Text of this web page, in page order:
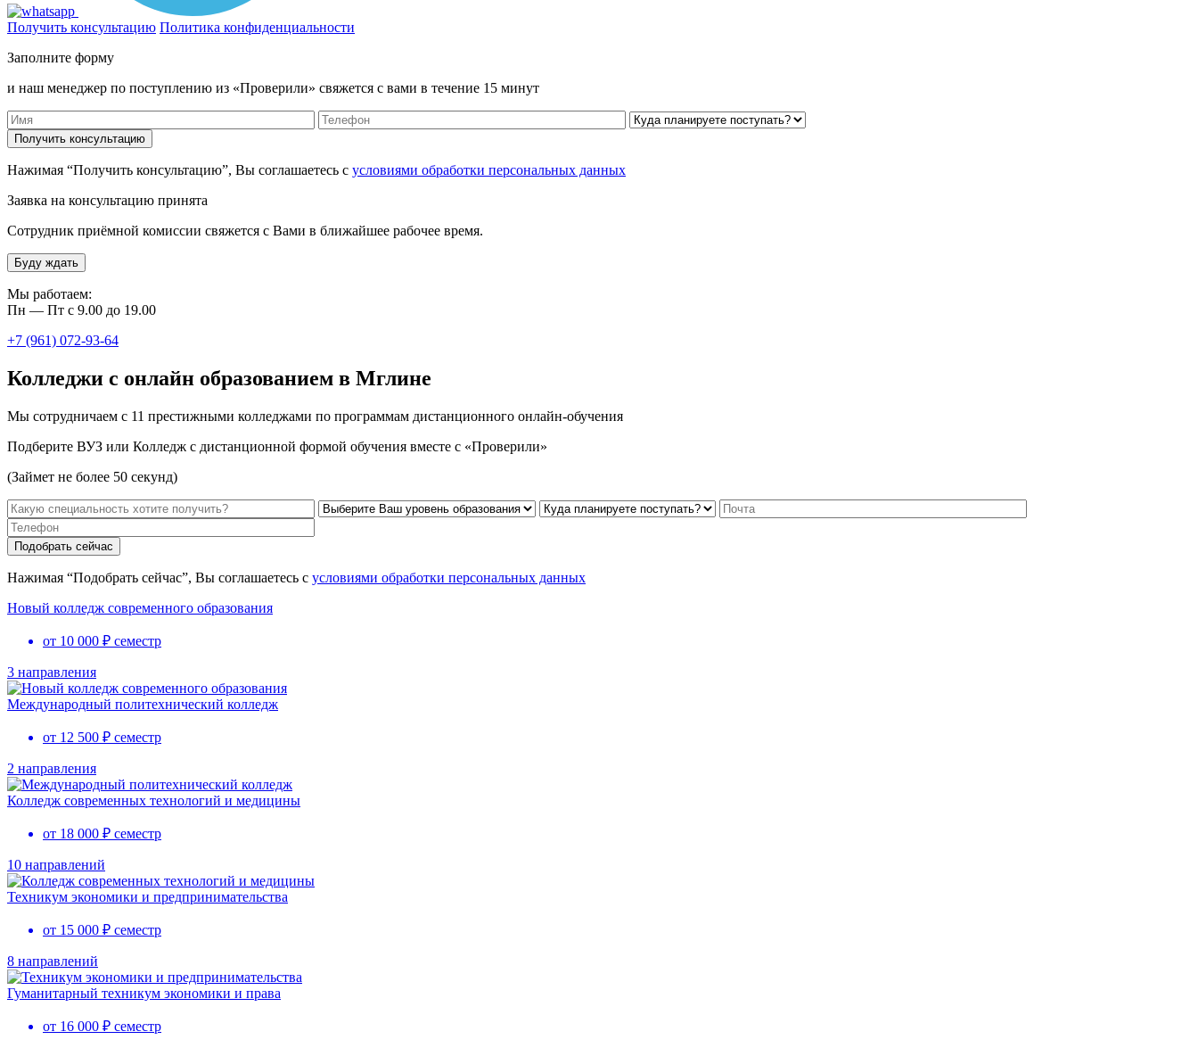
Получить консультацию Политика конфиденциальности
Заполните форму
и наш менеджер по поступлению из «Проверили» свяжется с вами в течение 15 минут
Нажимая “Получить консультацию”, Вы соглашаетесь с условиями обработки персональных данных
Заявка на консультацию принята
Сотрудник приёмной комиссии свяжется с Вами в ближайшее рабочее время.
Буду ждать
Мы работаем:
Пн — Пт с 9.00 до 19.00
+7 (961) 072-93-64
Колледжи с онлайн образованием в Мглине
Мы сотрудничаем с 11 престижными колледжами по программам дистанционного онлайн-обучения
Подберите ВУЗ или Колледж с дистанционной формой обучения вместе с «Проверили»
(Займет не более 50 секунд)
Нажимая “Подобрать сейчас”, Вы соглашаетесь с условиями обработки персональных данных
Новый колледж современного образования
от 10 000 ₽ семестр
3 направления
Международный политехнический колледж
от 12 500 ₽ семестр
2 направления
Колледж современных технологий и медицины
от 18 000 ₽ семестр
10 направлений
Техникум экономики и предпринимательства
от 15 000 ₽ семестр
8 направлений
Гуманитарный техникум экономики и права
от 16 000 ₽ семестр